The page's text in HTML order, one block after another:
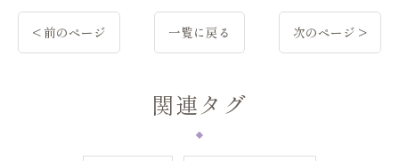
< 前のページ 一覧に戻る 次のページ >
関連タグ